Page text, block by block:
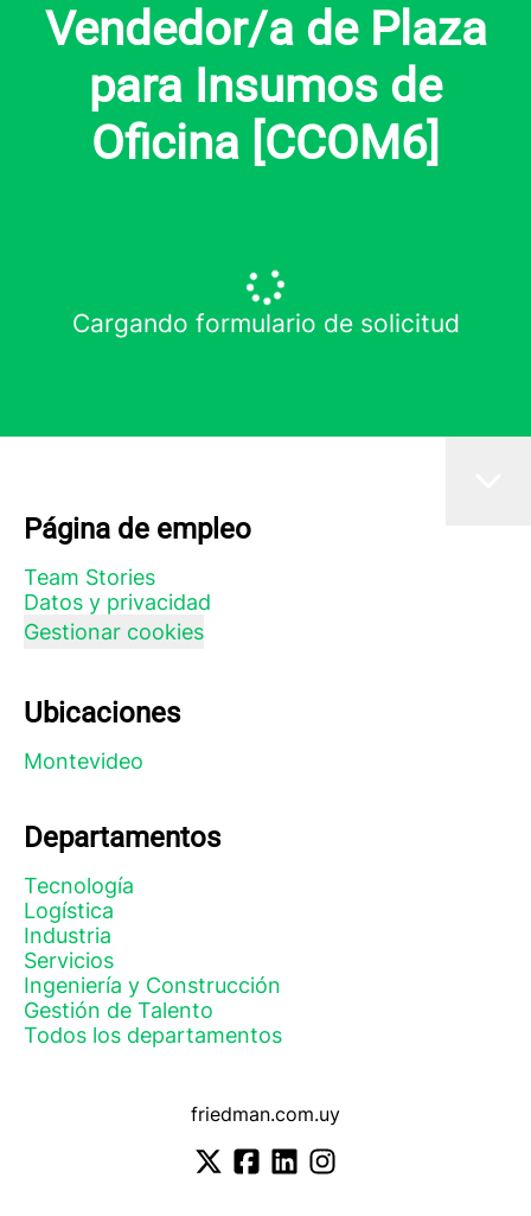
Vendedor/a de Plaza
para Insumos de
Oficina [CCOM6]
Cargando formulario de solicitud
Página de empleo
Team Stories
Datos y privacidad
Gestionar cookies
Ubicaciones
Montevideo
Departamentos
Tecnología
Logística
Industria
Servicios
Ingeniería y Construcción
Gestión de Talento
Todos los departamentos
friedman.com.uy